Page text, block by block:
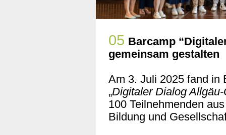
05 Barcamp
gemeinsam gestalten
Am 3. Juli 2025 fand in
„Digitaler Dialog
100 Teilnehmenden
Bildung und